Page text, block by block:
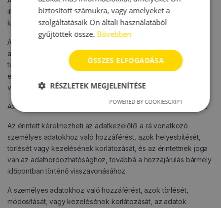
illetve marketing célú megkeresést is tartalmazó e-mailt
kiküldése.
Adatkezelés időtartama: Hírlevél feliratkozás esetén az
adatkezelés a felhasználó hozzájárulásának visszavonásáig
történik. A hozzájárulást azinfo@esmart.huemail címre küldött
emailben, vagy a hírlevélben szereplő linkre kattintva bármikor
vissza lehet vonni.
Az érintettek adatkezeléssel kapcsolatos jogainak ismertetése:
Az érintett kérelmezheti az adatkezelőtől a rá vonatkozó
személyes adatokhoz való hozzáférést, azok helyesbítését,
törlését vagy kezelésének korlátozását, és az érintettnek joga
van az adathordozhatósághoz, továbbá a hozzájárulás bármely
időpontban történő visszavonásához.
A személyes adatokhoz való hozzáférést, azok törlését,
módosítását, vagy kezelésének korlátozását, az adatok
biztosított számukra, vagy amelyeket a
szolgáltatásaik Ön általi használatából
gyűjtöttek össze. Bővebben
ÖSSZES ELFOGADÁSA
RÉSZLETEK MEGJELENÍTÉSE
POWERED BY COOKIESCRIPT